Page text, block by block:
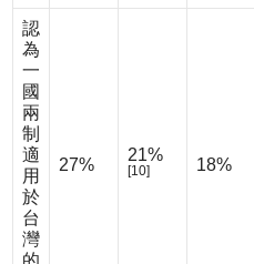
認
為
一
國
兩
制
適
用
於
台
灣
27%
21%
[10] 18%